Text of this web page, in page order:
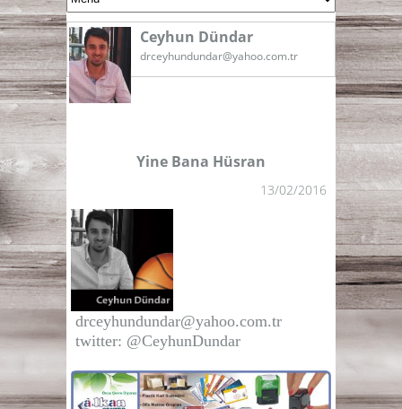
Ceyhun Dündar
drceyhundundar@yahoo.com.tr
Yine Bana Hüsran
13/02/2016
drceyhundundar@yahoo.com.tr
twitter: @CeyhunDundar